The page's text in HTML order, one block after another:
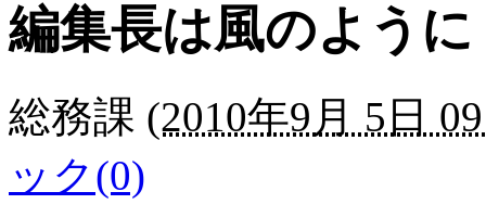
編集長は風のように
総務課 (2010年9月 5日
ック(0)